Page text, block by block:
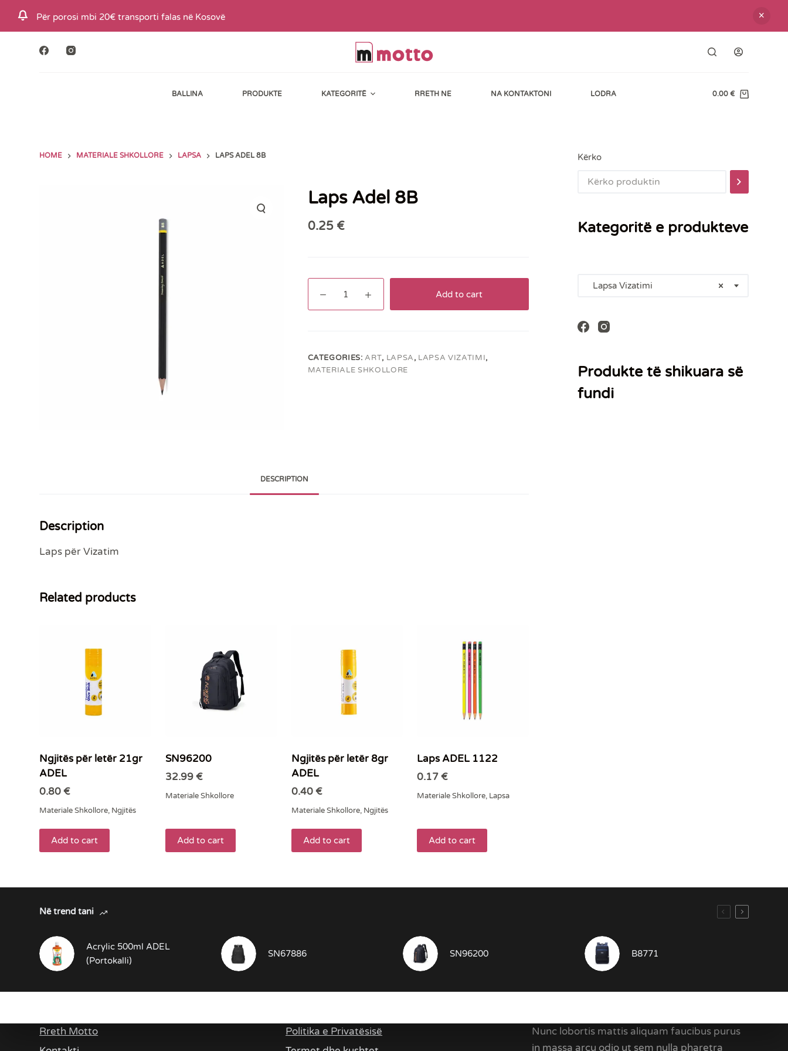
k
Për porosi mbi 20€ transporti falas në Kosovë
BALLINA PRODUKTE KATEGORITË RRETH NE NA KONTAKTONI LODRA
Shopping
0.00€
HOME MATERIALE SHKOLLORE LAPSA LAPS ADEL 8B
Laps Adel 8B
0.25 €
Adel
8B
Add to cart
CATEGORIES:ART, LAPSA, LAPSA VIZATIMI,
MATERIALE SHKOLLORE
DESCRIPTION
Description
Laps për Vizatim
Related products
Ngjitës për letër 21gr
ADEL
0.80€
Materiale Shkollore, Ngjitës
Add to cart
SN96200
32.99€
Materiale Shkollore
Add to cart
Ngjitës për letër 8gr
ADEL
0.40€
Materiale Shkollore, Ngjitës
Add to cart
Laps ADEL 1122
0.17€
Materiale Shkollore, Lapsa
Add to cart
Kërko
Kategoritë e produkteve
×
Lapsa Vizatimi
Produkte të shikuara së
fundi
Në trend tani
Acrylic 500ml ADEL
(Portokalli)
SN67886 SN96200 B8771
Rreth Motto
Politika e Privatësisë
Nunc lobortis mattis aliquam faucibus purus
in massa arcu odio ut sem nulla pharetra